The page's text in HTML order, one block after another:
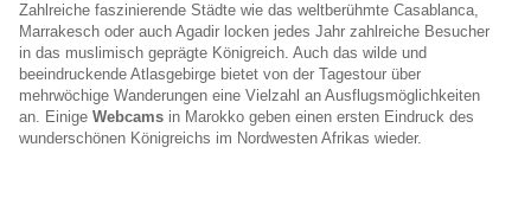
Zahlreiche faszinierende Städte wie das weltberühmte Casablanca,
Marrakesch oder auch Agadir locken jedes Jahr zahlreiche Besucher
in das muslimisch geprägte Königreich. Auch das wilde und
beeindruckende Atlasgebirge bietet von der Tagestour über
mehrwöchige Wanderungen eine Vielzahl an Ausflugsmöglichkeiten
an. Einige Webcams in Marokko geben einen ersten Eindruck des
wunderschönen Königreichs im Nordwesten Afrikas wieder.